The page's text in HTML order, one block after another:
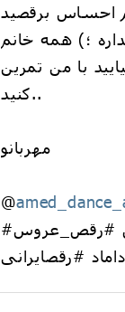
احساس برقصید
؛) همه خانم
با من تمرین
کنید..
مهربانو
@
#رقص #آموزش_رقص #رقص_عروس
#رقصایرانی